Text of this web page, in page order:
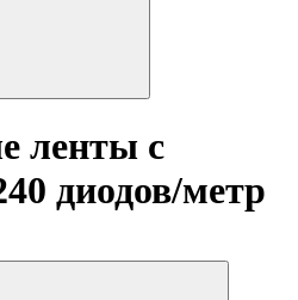
ленты с
диодов/метр